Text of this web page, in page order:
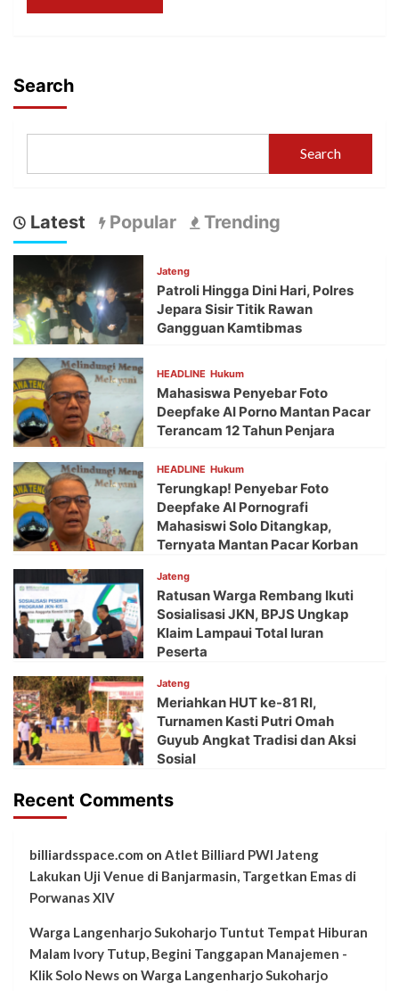
Search
Search
Latest Popular Trending
Jateng
Patroli Hingga Dini Hari, Polres
Jepara Sisir Titik Rawan
Gangguan Kamtibmas
HEADLINE Hukum
Mahasiswa Penyebar Foto
Deepfake AI Porno Mantan Pacar
Terancam 12 Tahun Penjara
HEADLINE Hukum
Terungkap! Penyebar Foto
Deepfake AI Pornografi
Mahasiswi Solo Ditangkap,
Ternyata Mantan Pacar Korban
Jateng
Ratusan Warga Rembang Ikuti
Sosialisasi JKN, BPJS Ungkap
Klaim Lampaui Total Iuran
Peserta
Jateng
Meriahkan HUT ke-81 RI,
Turnamen Kasti Putri Omah
Guyub Angkat Tradisi dan Aksi
Sosial
Recent Comments
billiardsspace.com on Atlet Billiard PWI Jateng
Lakukan Uji Venue di Banjarmasin, Targetkan Emas di
Porwanas XIV
Warga Langenharjo Sukoharjo Tuntut Tempat Hiburan
Malam Ivory Tutup, Begini Tanggapan Manajemen -
Klik Solo News on Warga Langenharjo Sukoharjo